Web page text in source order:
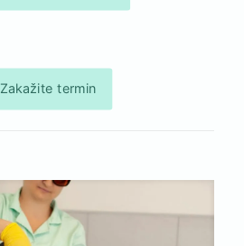
Zakažite termin